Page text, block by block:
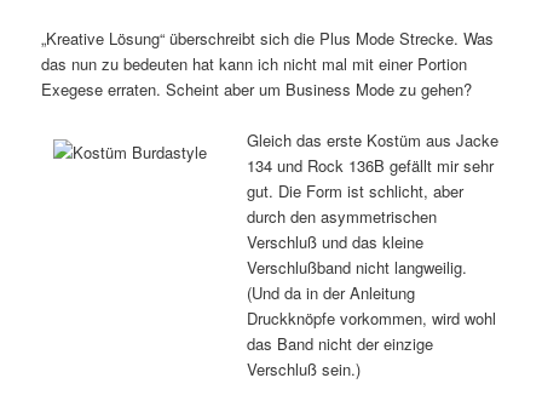
„Kreative Lösung“ überschreibt sich die Plus Mode Strecke. Was
das nun zu bedeuten hat kann ich nicht mal mit einer Portion
Exegese erraten. Scheint aber um Business Mode zu gehen?
Gleich das erste Kostüm aus Jacke
134 und Rock 136B gefällt mir sehr
gut. Die Form ist schlicht, aber
durch den asymmetrischen
Verschluß und das kleine
Verschlußband nicht langweilig.
(Und da in der Anleitung
Druckknöpfe vorkommen, wird wohl
das Band nicht der einzige
Verschluß sein.)